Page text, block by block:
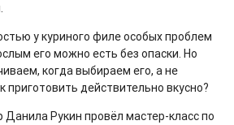
у куриного филе особых проблем
его можно есть без опаски. Но
когда выбираем его, а не
приготовить действительно вкусно?
Рукин провёл мастер-класс по